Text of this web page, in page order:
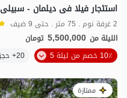
استئجار فیلا فی دیلمان - سبیلی
2 غرفة نوم . 75 متر . حتى 9 ضيف
الليلة من 5,500,000 تومان
10٪ خصم من ليلة 5
20+ حجز ناجح
ممتازة